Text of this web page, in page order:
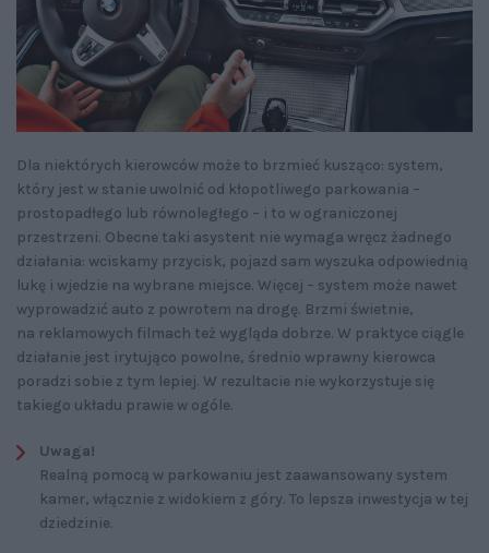
Dla niektórych kierowców może to brzmieć kusząco: system,
który jest w stanie uwolnić od kłopotliwego parkowania –
prostopadłego lub równoległego – i to w ograniczonej
przestrzeni. Obecne taki asystent nie wymaga wręcz żadnego
działania: wciskamy przycisk, pojazd sam wyszuka odpowiednią
lukę i wjedzie na wybrane miejsce. Więcej – system może nawet
wyprowadzić auto z powrotem na drogę. Brzmi świetnie,
na reklamowych filmach też wygląda dobrze. W praktyce ciągle
działanie jest irytująco powolne, średnio wprawny kierowca
poradzi sobie z tym lepiej. W rezultacie nie wykorzystuje się
takiego układu prawie w ogóle.
Uwaga!
Realną pomocą w parkowaniu jest zaawansowany system
kamer, włącznie z widokiem z góry. To lepsza inwestycja w tej
dziedzinie.